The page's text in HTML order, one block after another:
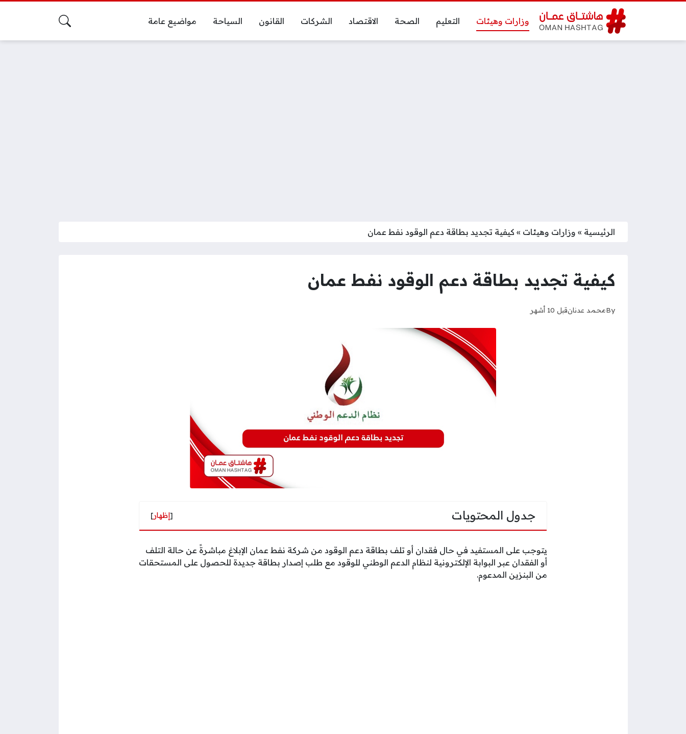
وزارات وهيئات التعليم الصحة الاقتصاد الشركات القانون السياحة مواضيع عامة
الرئيسية » وزارات وهيئات » كيفية تجديد بطاقة دعم الوقود نفط عمان
كيفية تجديد بطاقة دعم الوقود نفط عمان
Byمحمد عدنانقبل 10 أشهر
جدول المحتويات [إظهار]
يتوجب على المستفيد في حال فقدان أو تلف بطاقة دعم الوقود من شركة نفط عمان الإبلاغ مباشرةً عن حالة التلف
أو الفقدان عبر البوابة الإلكترونية لنظام الدعم الوطني للوقود مع طلب إصدار بطاقة جديدة للحصول على المستحقات
من البنزين المدعوم.